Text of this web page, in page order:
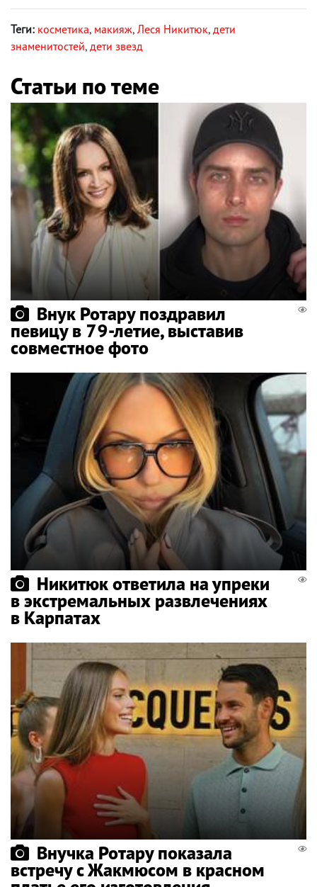
Теги: косметика, макияж, Леся Никитюк, дети
знаменитостей, дети звезд
Статьи по теме
Внук Ротару поздравил
певицу в 79-летие, выставив
совместное фото
Никитюк ответила на упреки
в экстремальных развлечениях
в Карпатах
Внучка Ротару показала
встречу с Жакмюсом в красном